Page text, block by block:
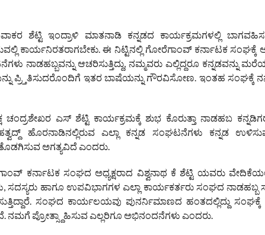
ಶೆಟ್ಟಿ ಇಂದ್ರಾಳಿ ಮಾತನಾಡಿ ಕನ್ನಡದ ಕಾರ್ಯಕ್ರಮಗಳಲ್ಲಿ
ಕಾರ್ಯನಿರತರಾಗಬೇಕು. ಈ ನಿಟ್ಟಿನಲ್ಲಿ ಗೋರೆಗಾಂವ್ ಕರ್ನಾಟಕ
ನಾಡಹಬ್ಬವನ್ನು ಆಚರಿಸುತ್ತಿದ್ದು, ನಮ್ಮವರು ಎಲ್ಲಿದ್ದರೂ ಕನ್ನಡವನ್ನು
ಪ್ರ್ತಿತಿಸುದರೊಂದಿಗೆ ಇತರ ಬಾಷೆಯನ್ನು ಗೌರವಿಸೋಣ. ಇಂತಹ ಸಂಘಕ್ಕೆ
ಎಸ್ ಶೆಟ್ಟಿ ಕಾರ್ಯಕ್ರಮಕ್ಕೆ ಶುಭ ಕೊರುತ್ತಾ ನಾಡಹಬ
ಹೊರನಾಡಿನಲ್ಲಿರುವ ಎಲ್ಲಾ ಕನ್ನಡ ಸಂಘಟನೆಗಳು ಕನ್ನಡ
ತೊಡಗಿಸುವ ಅಗತ್ಯವಿದೆ ಎಂದರು.
ಕರ್ನಾಟಕ ಸಂಘದ ಅಧ್ಯಕ್ಷರಾದ ವಿಶ್ವನಾಥ ಕೆ ಶೆಟ್ಟಿ ಯವರು
ಸದಸ್ಯರು ಹಾಗೂ ಉಪವಿಭಾಗಗಳ ಎಲ್ಲಾ ಕಾರ್ಯಕರ್ತರು ಸಂಘದ
ಸಂಘದ ಕಾರ್ಯಲಯವು ಪುನರ್ನಿಮಾಣದ ಹಂತದಲ್ಲಿದ್ದು ಸಂಘಕ್ಕೆ
ಪ್ರೋತ್ಸ್ದಾಹಿಸುವ ಎಲ್ಲರಿಗೂ ಅಭಿನಂದನೆಗಳು ಎಂದರು.